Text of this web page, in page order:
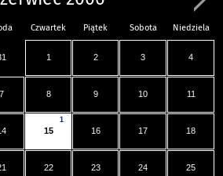
Czwartek Piątek Sobota Niedziela
1 2 3 4
7 8 9 10 11
1
15 16 17 18
22 23 24 25